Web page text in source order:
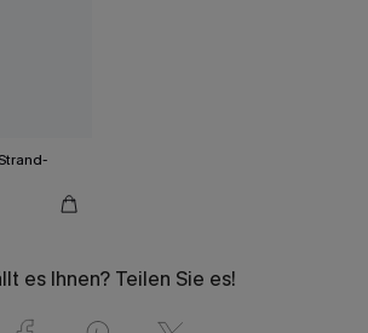
es Ihnen? Teilen Sie es!